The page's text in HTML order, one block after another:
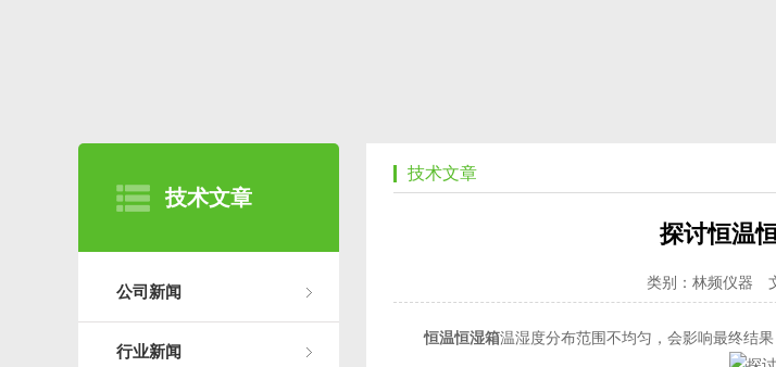
技术文章
公司新闻
行业新闻
技术文章
探讨恒温
类别：林频仪器
恒温恒湿箱温湿度分布范围不均匀，会影响最终结